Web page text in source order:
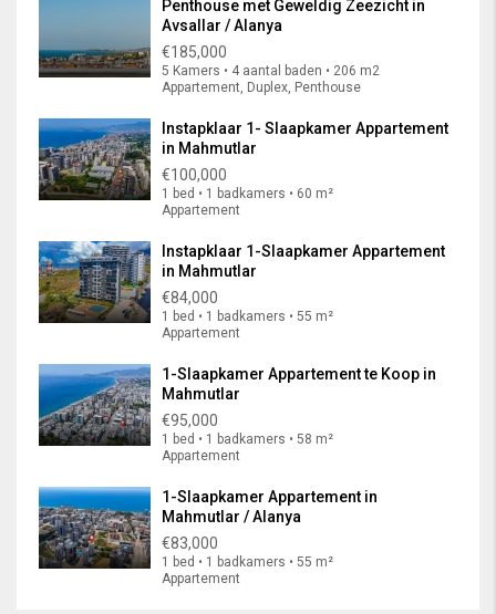
Penthouse met Geweldig Zeezicht in
Avsallar / Alanya
€185,000
5 Kamers • 4 aantal baden • 206 m2
Appartement, Duplex, Penthouse
Instapklaar 1- Slaapkamer Appartement
in Mahmutlar
€100,000
1 bed • 1 badkamers • 60 m²
Appartement
Instapklaar 1-Slaapkamer Appartement
in Mahmutlar
€84,000
1 bed • 1 badkamers • 55 m²
Appartement
1-Slaapkamer Appartement te Koop in
Mahmutlar
€95,000
1 bed • 1 badkamers • 58 m²
Appartement
1-Slaapkamer Appartement in
Mahmutlar / Alanya
€83,000
1 bed • 1 badkamers • 55 m²
Appartement